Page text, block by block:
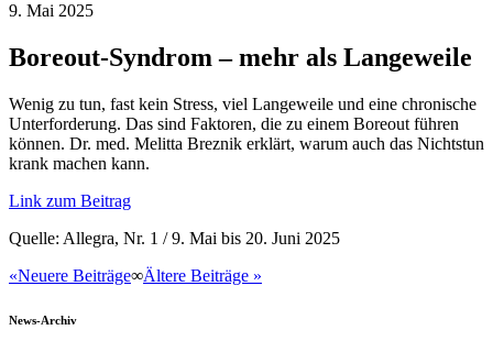
9. Mai 2025
Boreout-Syndrom – mehr als Langeweile
Wenig zu tun, fast kein Stress, viel Langeweile und eine chronische
Unterforderung. Das sind Faktoren, die zu einem Boreout führen
können. Dr. med. Melitta Breznik erklärt, warum auch das Nichtstun
krank machen kann.
Link zum Beitrag
Quelle: Allegra, Nr. 1 / 9. Mai bis 20. Juni 2025
«Neuere Beiträge∞Ältere Beiträge »
News-Archiv